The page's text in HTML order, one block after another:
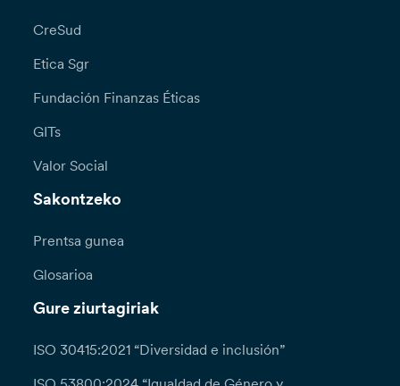
CreSud
Etica Sgr
Fundación Finanzas Éticas
GITs
Valor Social
Sakontzeko
Prentsa gunea
Glosarioa
Gure ziurtagiriak
ISO 30415:2021 “Diversidad e inclusión”